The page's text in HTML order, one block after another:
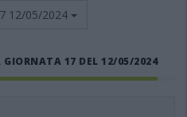
12/05/2024
GIORNATA 17 DEL 12/05/2024